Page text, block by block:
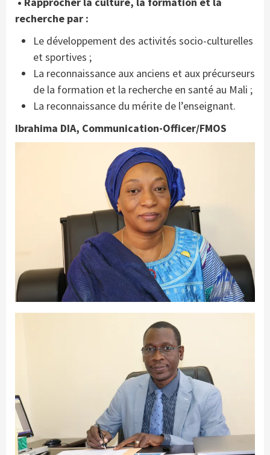
recherche par :
Le développement des activités socio-culturelles
et sportives ;
La reconnaissance aux anciens et aux précurseurs
de la formation et la recherche en santé au Mali ;
La reconnaissance du mérite de l’enseignant.
Ibrahima DIA, Communication-Officer/FMOS